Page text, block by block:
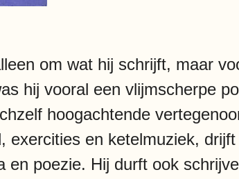
om wat hij schrijft, maar
hij vooral een vlijmscherpe
hoogachtende
exercities en ketelmuziek,
en poezie. Hij durft ook